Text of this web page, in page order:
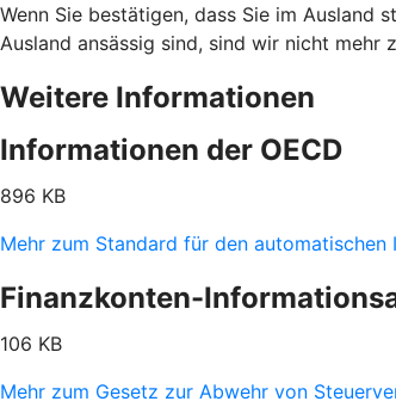
Wenn Sie bestätigen, dass Sie im Ausland
Ausland ansässig sind, sind wir nicht mehr
Weitere Informationen
Informationen der OECD
896 KB
Mehr zum Standard für den
Finanzkonten-
106 KB
Mehr zum Gesetz zur Abwehr von